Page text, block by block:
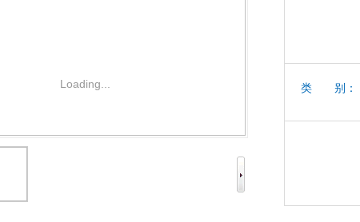
Loading... 类 别：